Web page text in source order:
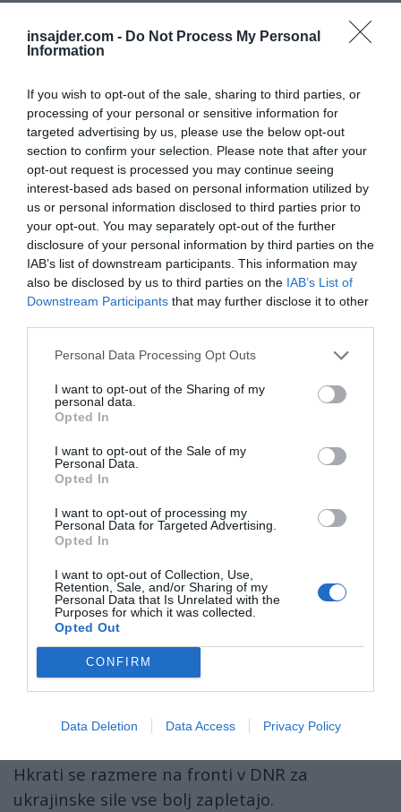
insajder.com - Do Not Process My Personal
Information
If you wish to opt-out of the sale, sharing to third parties, or
processing of your personal or sensitive information for
targeted advertising by us, please use the below opt-out
section to confirm your selection. Please note that after your
opt-out request is processed you may continue seeing
interest-based ads based on personal information utilized by
us or personal information disclosed to third parties prior to
your opt-out. You may separately opt-out of the further
disclosure of your personal information by third parties on the
IAB’s list of downstream participants. This information may
also be disclosed by us to third parties on the IAB’s List of
Downstream Participants that may further disclose it to other
Personal Data Processing Opt Outs
I want to opt-out of the Sharing of my
personal data.
Opted In
I want to opt-out of the Sale of my
Personal Data.
Opted In
I want to opt-out of processing my
Personal Data for Targeted Advertising.
Opted In
I want to opt-out of Collection, Use,
Retention, Sale, and/or Sharing of my
Personal Data that Is Unrelated with the
Purposes for which it was collected.
Opted Out
CONFIRM
Data Deletion Data Access Privacy Policy
destruction of Ukrainian enemy equipment
and personnel.
At the beginning of the video, Russian
frontline soldiers hit the BMPs, thereby
weakening the fire impact on…
pic.twitter.com/enXKTX7kcp
— dana (@dana916)May 6, 2026
Družine vojakov so nato opozorile, da so ljudje
v zelo težkih razmerah in da primanjkuje
osnovne podpore.
o resnih težavah znotraj določenih enot,
nameščenih na ozemlju DNR, vključno z
območjem Konstantinovke.
SURRENDER AND LIVE
Captured AFU soldier: 'If everyone there is like
me, this is not an army.'
Serviceman of the AFU 79th Air Assault
Brigade Aleksandr Kuchinsky told about the
forcible mobilisation, a fake medical
commission, and the poor quality training,
during which he…https://t.co/T1RRR9kI5S
Hkrati se razmere na fronti v DNR za
ukrajinske sile vse bolj zapletajo.